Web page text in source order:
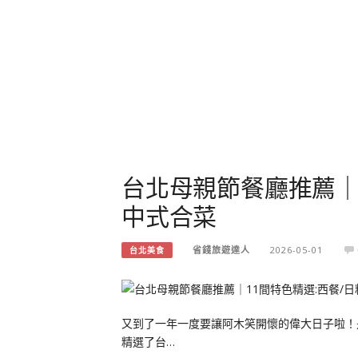
台北母親節餐廳推薦
中式合菜
台北美食 省錢旅遊達人 2026-05-01
又到了一年一度要讓阿木笑開懷的偉大日子啦
精選了台…